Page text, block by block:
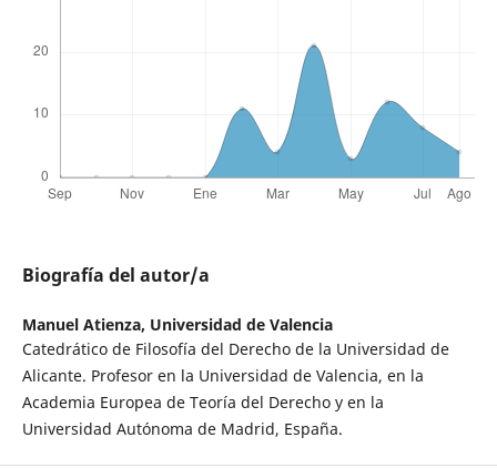
Biografía del autor/a
Manuel Atienza, Universidad de Valencia
Catedrático de Filosofía del Derecho de la Universidad de
Alicante. Profesor en la Universidad de Valencia, en la
Academia Europea de Teoría del Derecho y en la
Universidad Autónoma de Madrid, España.